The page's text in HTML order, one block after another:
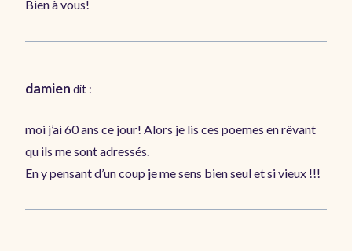
Bien à vous!
damien dit :
moi j’ai 60 ans ce jour! Alors je lis ces poemes en rêvant
qu ils me sont adressés.
En y pensant d’un coup je me sens bien seul et si vieux !!!